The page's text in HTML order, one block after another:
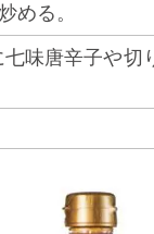
める。
味唐辛子や切